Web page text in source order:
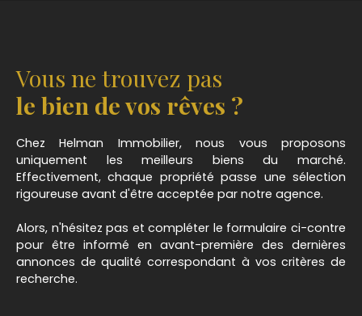
Vous ne trouvez pas
le bien de vos rêves ?
Chez Helman Immobilier, nous vous proposons
uniquement les meilleurs biens du marché.
Effectivement, chaque propriété passe une sélection
rigoureuse avant d'être acceptée par notre agence.
Alors, n'hésitez pas et compléter le formulaire ci-contre
pour être informé en avant-première des dernières
annonces de qualité correspondant à vos critères de
recherche.